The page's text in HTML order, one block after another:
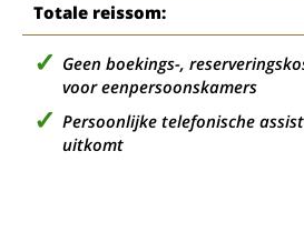
Totale reissom:
Geen boekings-,
voor eenpersoonskamers
Persoonlijke telefonische
uitkomt